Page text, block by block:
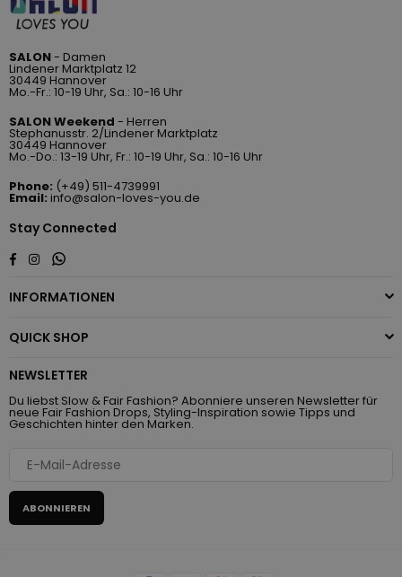
SALON- Damen
Lindener Marktplatz 12
30449 Hannover
Mo.-Fr.: 10-19 Uhr, Sa.: 10-16 Uhr
SALON Weekend - Herren
Stephanusstr. 2/Lindener Marktplatz
30449 Hannover
Mo.-Do.: 13-19 Uhr, Fr.: 10-19 Uhr, Sa.: 10-16 Uhr
Phone: (+49) 511-4739991
Email: info@salon-loves-you.de
Stay Connected
Facebook
InstagramWhatsapp
INFORMATIONEN
QUICK SHOP
NEWSLETTER
Du liebst Slow & Fair Fashion? Abonniere unseren Newsletter für
neue Fair Fashion Drops, Styling-Inspiration sowie Tipps und
Geschichten hinter den Marken.
ABONNIEREN